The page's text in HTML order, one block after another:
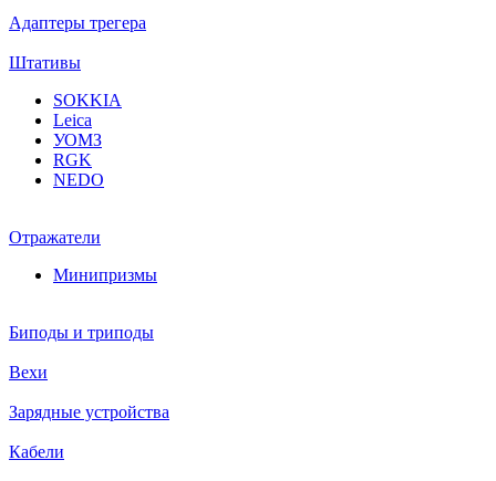
Адаптеры трегера
Штативы
SOKKIA
Leica
УОМЗ
RGK
NEDO
Отражатели
Минипризмы
Биподы и триподы
Вехи
Зарядные устройства
Кабели